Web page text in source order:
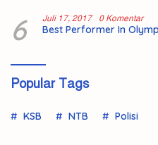
6 Juli 17, 2017 0 Komentar
Best Performer In
Popular Tags
KSB NTB Polisi